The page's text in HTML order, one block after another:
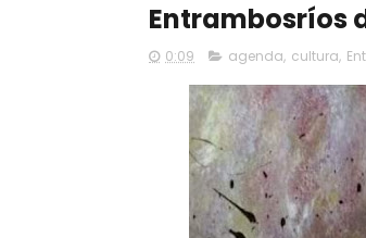
Entrambosríos
0:09 agenda, cultura,